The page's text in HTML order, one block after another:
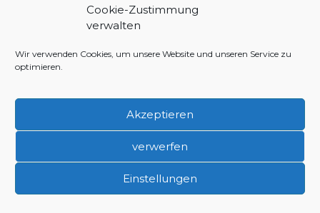
Cookie-Zustimmung
verwalten
Wir verwenden Cookies, um unsere Website und unseren Service zu
optimieren.
Akzeptieren
verwerfen
Einstellungen